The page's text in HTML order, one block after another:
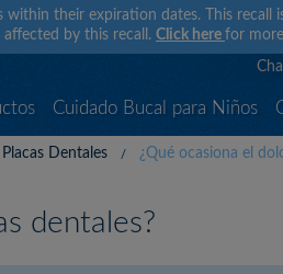
within their expiration dates. This
affected by this recall. Click here for
Cuidado Bucal para Niños
Dentales ¿Qué ocasiona el
dentales?